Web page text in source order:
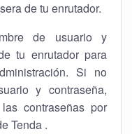
de tu enrutador.
de usuario y
tu enrutador para
Si no
y contraseña,
contraseñas por
Tenda .